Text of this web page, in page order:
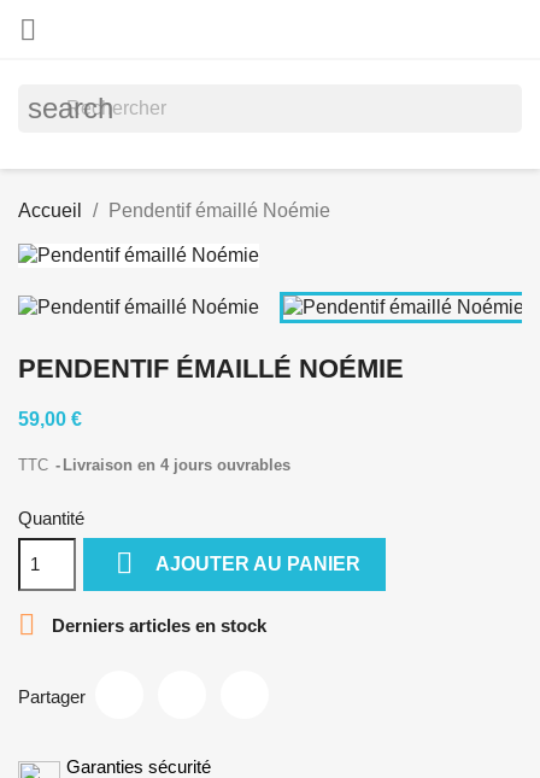

search
Accueil Pendentif émaillé Noémie
PENDENTIF ÉMAILLÉ NOÉMIE
59,00 €
TTC Livraison en 4 jours ouvrables
Quantité
 AJOUTER AU PANIER
 Derniers articles en stock
Partager
Garanties sécurité